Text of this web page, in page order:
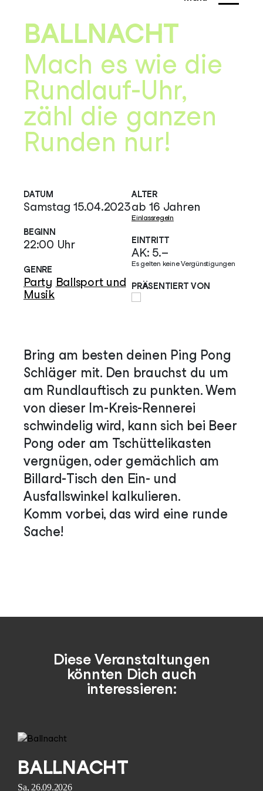
BALLNACHT
Mach es wie die
Rundlauf-Uhr,
zähl die ganzen
Runden nur!
DATUM
Samstag 15.04.2023
BEGINN
22:00 Uhr
GENRE
Party Ballsport und
Musik
ALTER
ab 16 Jahren
Einlassregeln
EINTRITT
AK: 5.–
Es gelten keine Vergünstigungen
PRÄSENTIERT VON
Bring am besten deinen Ping Pong
Schläger mit. Den brauchst du um
am Rundlauftisch zu punkten. Wem
von dieser Im-Kreis-Rennerei
schwindelig wird, kann sich bei Beer
Pong oder am Tschüttelikasten
vergnügen, oder gemächlich am
Billard-Tisch den Ein- und
Ausfallswinkel kalkulieren.
Komm vorbei, das wird eine runde
Sache!
Diese Veranstaltungen
könnten Dich auch
interessieren:
BALLNACHT
Sa, 26.09.2026